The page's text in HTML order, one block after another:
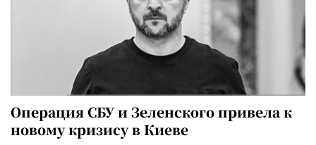
Операция СБУ и Зеленского привела к
новому кризису в Киеве